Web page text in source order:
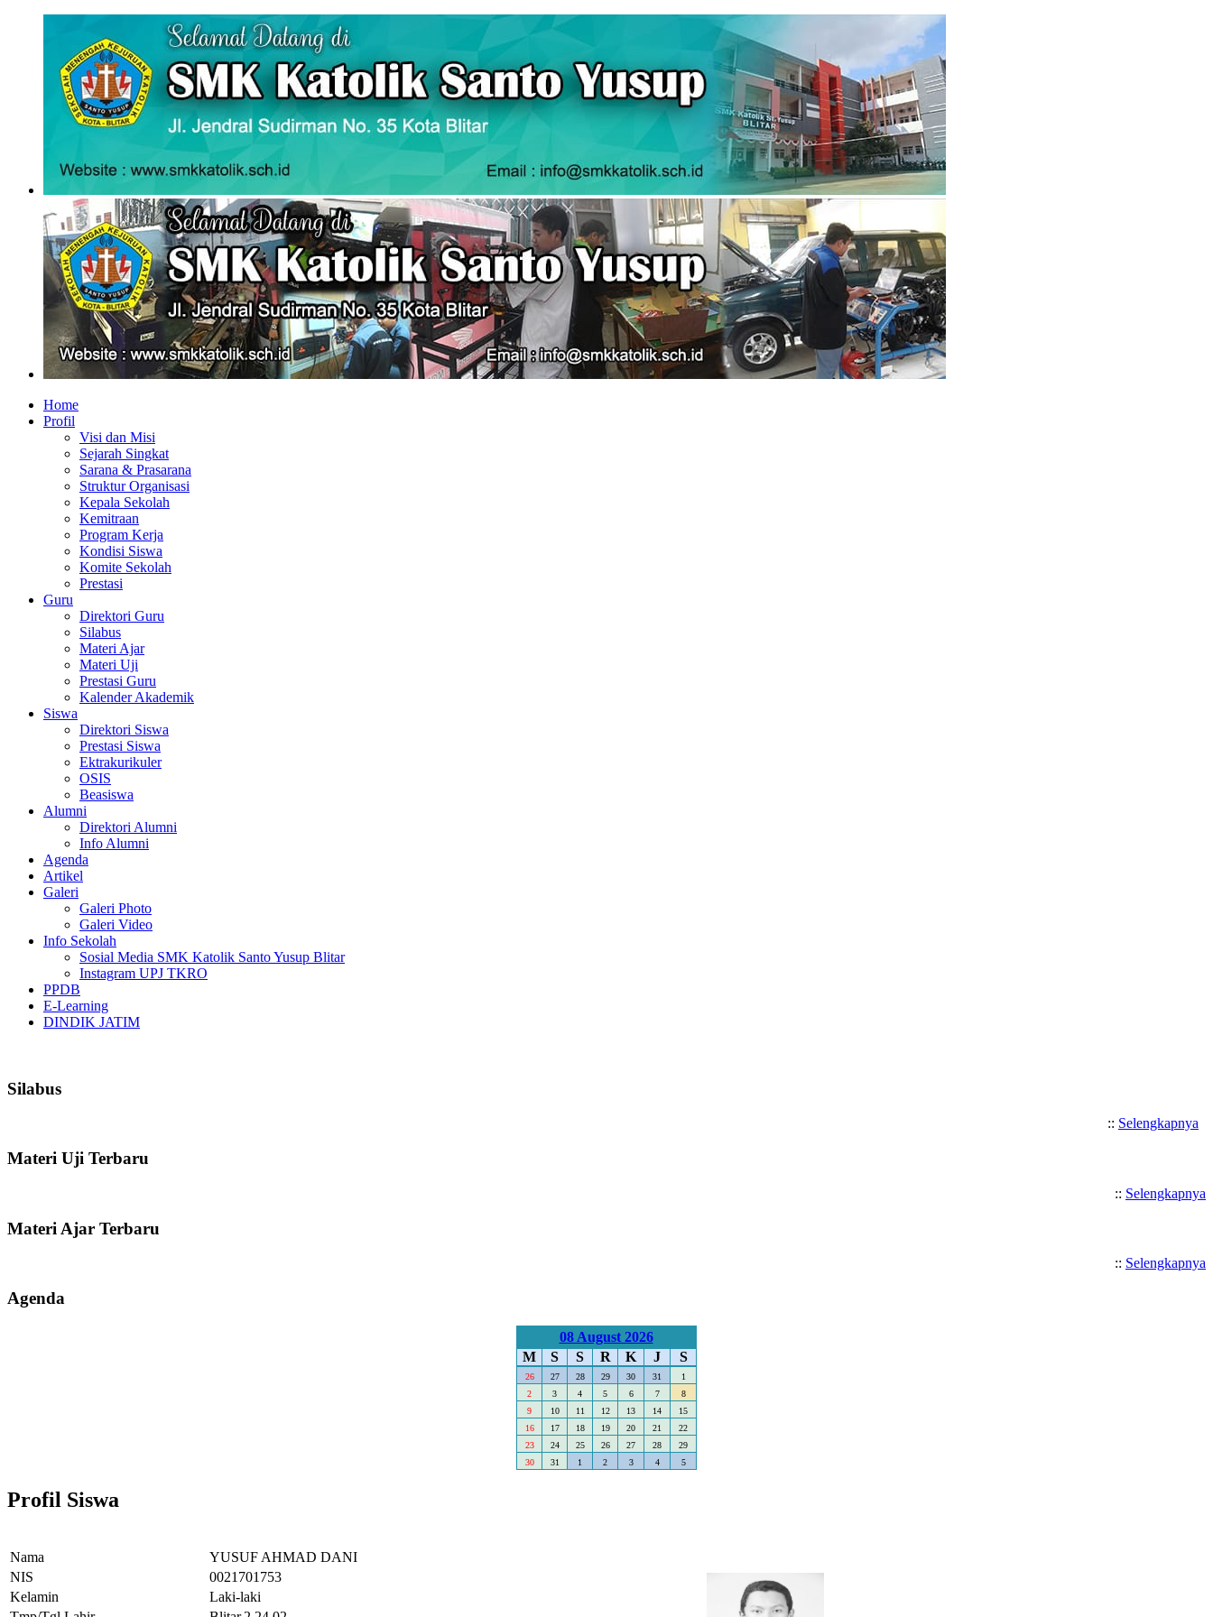
Home
Profil
Visi dan Misi
Sejarah Singkat
Sarana & Prasarana
Struktur Organisasi
Kepala Sekolah
Kemitraan
Program Kerja
Kondisi Siswa
Komite Sekolah
Prestasi
Guru
Direktori Guru
Silabus
Materi Ajar
Materi Uji
Prestasi Guru
Kalender Akademik
Siswa
Direktori Siswa
Prestasi Siswa
Ektrakurikuler
OSIS
Beasiswa
Alumni
Direktori Alumni
Info Alumni
Agenda
Artikel
Galeri
Galeri Photo
Galeri Video
Info Sekolah
Sosial Media SMK Katolik Santo Yusup Blitar
Instagram UPJ TKRO
PPDB
E-Learning
DINDIK JATIM
Silabus
:: Selengkapnya
Materi Uji Terbaru
:: Selengkapnya
Materi Ajar Terbaru
:: Selengkapnya
Agenda
08 August 2026
M
S S R K J S
26 27 28 29 30 31
1
2
3 4 5 6 7
8
9
10 11 12 13 14
15
16
17 18 19 20 21
22
23
24 25 26 27 28
29
30
31 1 2 3 4 5
Profil Siswa
Nama
YUSUF AHMAD DANI
NIS
0021701753
Kelamin
Laki-laki